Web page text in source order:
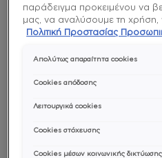
Συγκλονιστικό,
παθιασμένο βαθυκόκκινο
παλμό
παράδειγμα προκειμένου να
μας, να αναλύσουμε τη
περιεχόμενο στα
τα ενδιαφέροντά σας και να
προτάσεις. Μπορείτε να
είναι απαραίτητα («Αποδοχή
(«Απόρριψη όλων») ή να
τις επιλογές σας
επίσης, ανά πάσα στιγμή, να
νέου τις επιλογές σας
cookies»). Περισσότερες
Πολιτική Προστασίας
Απολύτως απαραίτητα cookies
Cookies απόδοσης
Λειτουργικά cookies
Cookies στόχευσης
Cookies μέσων κοινωνικής δικτύωσης